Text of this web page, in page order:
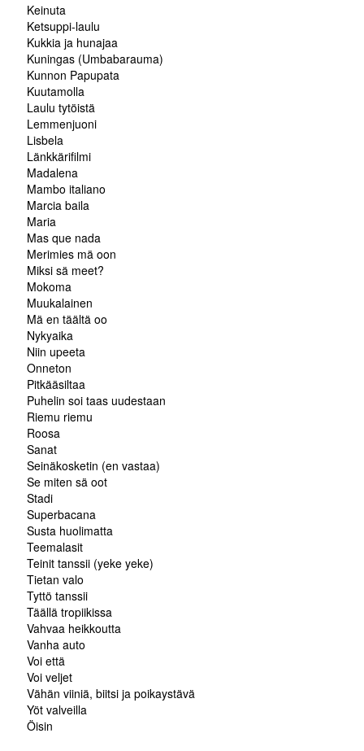
Keinuta
Ketsuppi-laulu
Kukkia ja hunajaa
Kuningas (Umbabarauma)
Kunnon Papupata
Kuutamolla
Laulu tytöistä
Lemmenjuoni
Lisbela
Länkkärifilmi
Madalena
Mambo italiano
Marcia baila
Maria
Mas que nada
Merimies mä oon
Miksi sä meet?
Mokoma
Muukalainen
Mä en täältä oo
Nykyaika
Niin upeeta
Onneton
Pitkääsiltaa
Puhelin soi taas uudestaan
Riemu riemu
Roosa
Sanat
Seinäkosketin (en vastaa)
Se miten sä oot
Stadi
Superbacana
Susta huolimatta
Teemalasit
Teinit tanssii (yeke yeke)
Tietan valo
Tyttö tanssii
Täällä tropiikissa
Vahvaa heikkoutta
Vanha auto
Voi että
Voi veljet
Vähän viiniä, biitsi ja poikaystävä
Yöt valveilla
Öisin